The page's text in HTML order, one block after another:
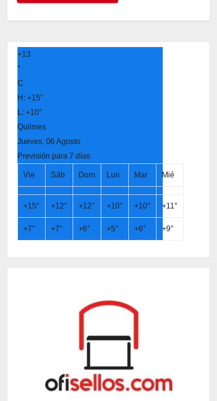
+13
°
C
H: +15°
L: +10°
Quilmes
Jueves, 06 Agosto
Previsión para 7 días
Vie Sáb Dom Lun Mar Mié
+15° +12° +12° +10° +10° +11°
+7° +7° +6° +5° +6° +9°